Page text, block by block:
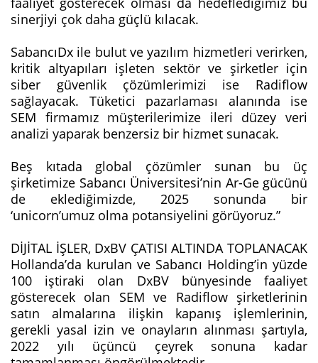
sinerjiyi çok daha güçlü kılacak.
SabancıDx ile bulut ve yazılım hizmetleri verirken,
kritik altyapıları işleten sektör ve şirketler için
siber güvenlik çözümlerimizi ise Radiflow
sağlayacak. Tüketici pazarlaması alanında ise
SEM firmamız müşterilerimize ileri düzey veri
analizi yaparak benzersiz bir hizmet sunacak.
Beş kıtada global çözümler sunan bu üç
şirketimize Sabancı Üniversitesi’nin Ar-Ge gücünü
de eklediğimizde, 2025 sonunda bir
‘unicorn’umuz olma potansiyelini görüyoruz.”
DİJİTAL İŞLER, DxBV ÇATISI ALTINDA TOPLANACAK
Hollanda’da kurulan ve Sabancı Holding’in yüzde
100 iştiraki olan DxBV bünyesinde faaliyet
gösterecek olan SEM ve Radiflow şirketlerinin
satın almalarına ilişkin kapanış işlemlerinin,
gerekli yasal izin ve onayların alınması şartıyla,
2022 yılı üçüncü çeyrek sonuna kadar